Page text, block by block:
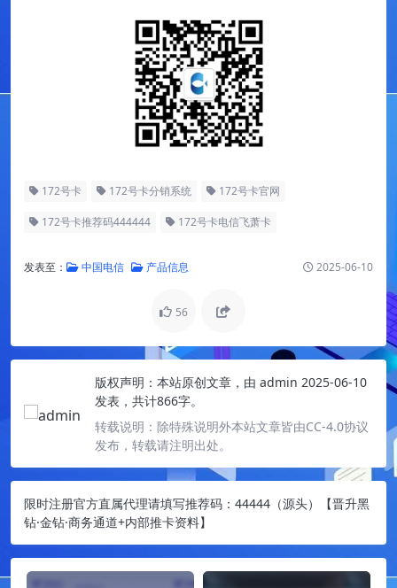
172号卡 172号卡分销系统 172号卡官网
172号卡推荐码444444 172号卡电信飞萧卡
发表至： 中国电信 产品信息 2025-06-10
56
版权声明： 本站原创文章，由 admin 2025-06-10
发表，共计866字。
转载说明： 除特殊说明外本站文章皆由CC-4.0协议
发布，转载请注明出处。
限时注册官方直属代理请填写推荐码：44444（源头）【晋升黑
钻·金钻·商务通道+内部推卡资料】